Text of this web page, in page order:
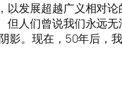
发展超越广义相对论
人们曾说我们永远无
影。现在，50年后，